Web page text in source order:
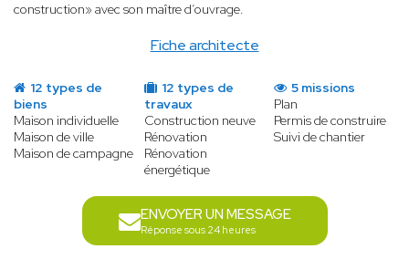
Fiche architecte
construction» avec son maître d’ouvrage.
12 types de
biens
Maison individuelle
Maison de ville
Maison de campagne
12 types de
travaux
Construction neuve
Rénovation
Rénovation
énergétique
5 missions
Plan
Permis de construire
Suivi de chantier
ENVOYER UN MESSAGE
Réponse sous 24 heures